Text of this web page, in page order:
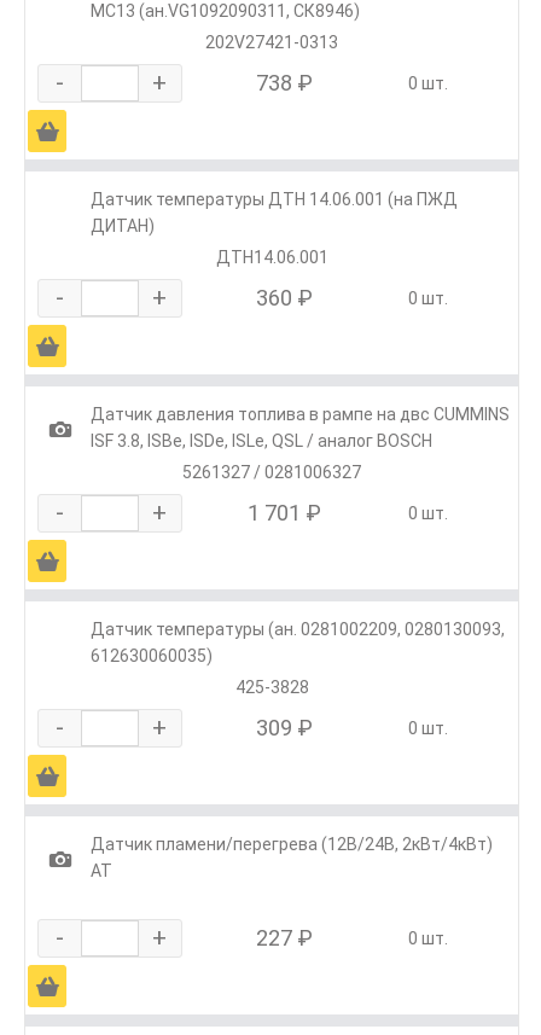
MC13 (ан.VG1092090311, СК8946)
202V27421-0313
- + 738 ₽ 0 шт.
Ä
Датчик температуры ДТН 14.06.001 (на ПЖД
ДИТАН)
ДТН14.06.001
- + 360 ₽ 0 шт.
Ä
1
Датчик давления топлива в рампе на двс CUMMINS
ISF 3.8, ISBe, ISDe, ISLe, QSL / аналог BOSCH
5261327 / 0281006327
- + 1 701 ₽ 0 шт.
Ä
Датчик температуры (ан. 0281002209, 0280130093,
612630060035)
425-3828
- + 309 ₽ 0 шт.
Ä
1
Датчик пламени/перегрева (12В/24В, 2кВт/4кВт)
АТ
- + 227 ₽ 0 шт.
Ä